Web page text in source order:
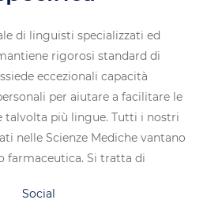
di linguisti specializzati ed
rigorosi standard di
eccezionali capacità
per aiutare a facilitare le
talvolta più lingue. Tutti i nostri
nelle Scienze Mediche vantano
farmaceutica. Si tratta di
per garantire che la
Social